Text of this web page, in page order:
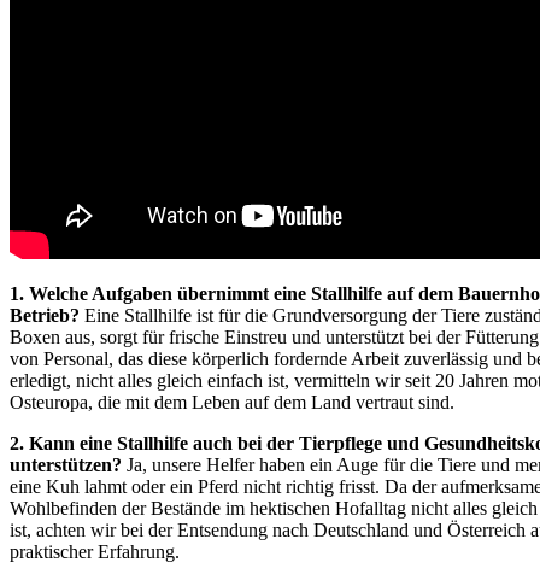
1. Welche Aufgaben übernimmt eine Stallhilfe auf dem
Betrieb? Eine Stallhilfe ist für die Grundversorgung der Tiere
Boxen aus, sorgt für frische Einstreu und unterstützt bei der
von Personal, das diese körperlich fordernde Arbeit zuverlässig und
erledigt, nicht alles gleich einfach ist, vermitteln wir seit 20 Jahren
Osteuropa, die mit dem Leben auf dem Land vertraut sind.
2. Kann eine Stallhilfe auch bei der Tierpflege und
unterstützen? Ja, unsere Helfer haben ein Auge für die Tiere und
eine Kuh lahmt oder ein Pferd nicht richtig frisst. Da der
Wohlbefinden der Bestände im hektischen Hofalltag nicht alles
ist, achten wir bei der Entsendung nach Deutschland und Österreich
praktischer Erfahrung.